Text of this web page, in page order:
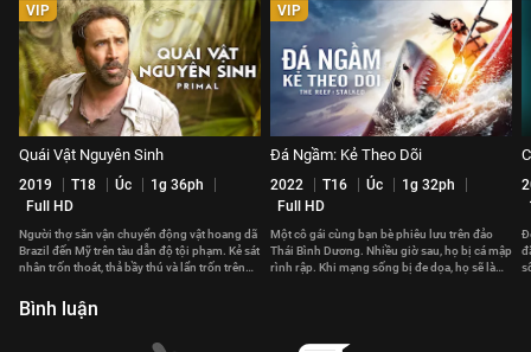
VIP
Quái Vật Nguyên Sinh
2019 T18 Úc
1g 36ph
Full HD
Người thợ săn vận chuyển động vật hoang dã
Brazil đến Mỹ trên tàu dẫn độ tội phạm. Kẻ sát
nhân trốn thoát, thả bầy thú và lẩn trốn trên
VIP
Đá Ngầm: Kẻ Theo Dõi
2022 T16 Úc
1g 32ph
Full HD
Một cô gái cùng bạn bè phiêu lưu trên đảo
Thái Bình Dương. Nhiều giờ sau, họ bị cá mập
rình rập. Khi mạng sống bị đe dọa, họ sẽ làm
Bình luận